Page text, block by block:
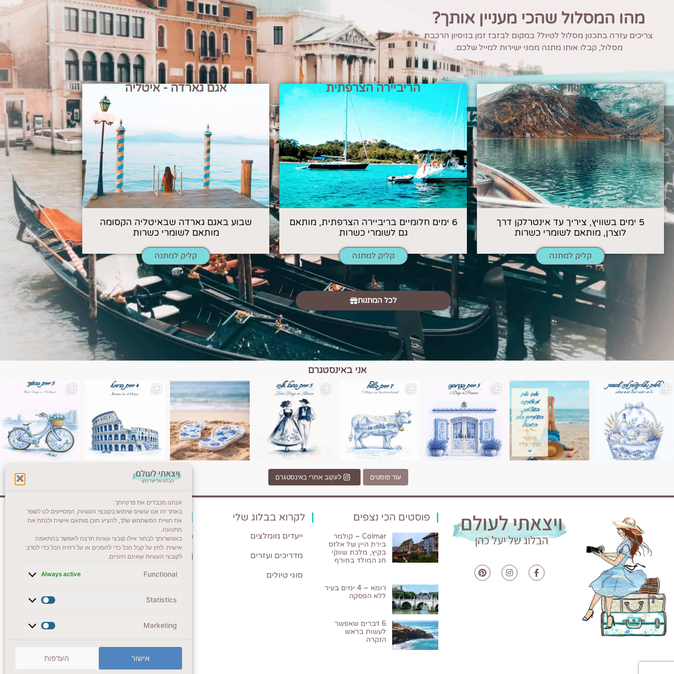
אנחנו מכבדים את פרטיותך.
באתר זה אנו עושים שימוש בקובצי העוגיות, המסייעים לנו לשפר
את חוויית המשתמש שלך, להציע תוכן מותאם אישית ולנתח את
התנועה.
באפשרותך לבחור אילו קובצי עוגיות תרצה לאפשר בהתאמה
אישית. לחץ על קבל הכל כדי להסכים או על דחיה הכל כדי לסרב
לקובצי העוגיות שאינם חיוניים.
Functional
Always active
Statistics
Marketing
אישור העדפות
מהו המסלול שהכי מעניין אותך?
צריכים עזרה בתכנון מסלול לטיול? במקום לבזבז זמן בניסיון הרכבת
מסלול, קבלו אותו מתנה ממני ישירות למייל שלכם.
שוויץ
5 ימים בשוויץ, ציריך עד אינטרלקן דרך
לוצרן, מותאם לשומרי כשרות
קליק למתנה
הריביירה הצרפתית
6 ימים חלומיים בריביירה הצרפתית, מותאם
גם לשומרי כשרות
קליק למתנה
אגם גארדה - איטליה
שבוע באגם גארדה שבאיטליה הקסומה
מותאם לשומרי כשרות
קליק למתנה
לכל המתנות
אני באינסטגרם
השמים הם הגבול 💙🩵 טיול בין כפרים, יין ונופים בחבל אלזס צרפת
יש רגע כזה בחופשה שבו הכל נהיה פשוט יותר. החול, הי
יש ערים בעולם שמרגישות כמו מסע בזמן. רומא היא אחתInstagram post 18087423191462101
עוד פוסטים לעקוב אחרי באינסטגרם
פוסטים הכי נצפים
Colmar – קולמר
בירת היין של אלזס
בקיץ, מלכת שווקי
חג המולד בחורף
רומא – 4 ימים בעיר
ללא הפסקה
6 דברים שאפשר
לעשות בראש
הנקרה
לקרוא בבלוג שלי
ייעדים מומלצים
מדריכים ועזרים
סוגי טיולים
צרו קשר (לא בשבת)
לשליחת הודעת וואטסאפ
veyatsati.laolam@gmail.com